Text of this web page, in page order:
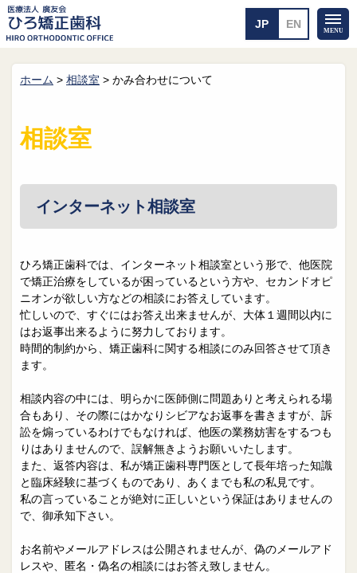
ホーム 矯正治療について
院長紹介
メール送信 相談室
皆さんの声 求人
院長日誌 治療相談
スタッフブログ サイトマップ
0263-54-6622
MAILはこちら
ホーム > 相談室 > かみ合わせについて
相談室
インターネット相談室
ひろ矯正歯科では、インターネット相談室という形で、他医院
で矯正治療をしているが困っているという方や、セカンドオピ
ニオンが欲しい方などの相談にお答えしています。
忙しいので、すぐにはお答え出来ませんが、大体１週間以内に
はお返事出来るように努力しております。
時間的制約から、矯正歯科に関する相談にのみ回答させて頂き
ます。
相談内容の中には、明らかに医師側に問題ありと考えられる場
合もあり、その際にはかなりシビアなお返事を書きますが、訴
訟を煽っているわけでもなければ、他医の業務妨害をするつも
りはありませんので、誤解無きようお願いいたします。
また、返答内容は、私が矯正歯科専門医として長年培った知識
と臨床経験に基づくものであり、あくまでも私の私見です。
私の言っていることが絶対に正しいという保証はありませんの
で、御承知下さい。
お名前やメールアドレスは公開されませんが、偽のメールアド
レスや、匿名・偽名の相談にはお答え致しません。